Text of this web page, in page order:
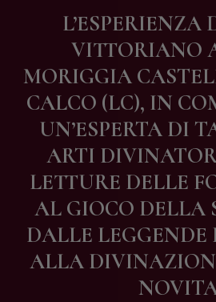
L’ESPERIENZA
VITTORIANO
MORIGGIA
CALCO (LC), IN
UN’ESPERTA DI
ARTI
LETTURE DELLE
AL GIOCO DELLA
DALLE
ALLA
Shop
Magazine
Contatti